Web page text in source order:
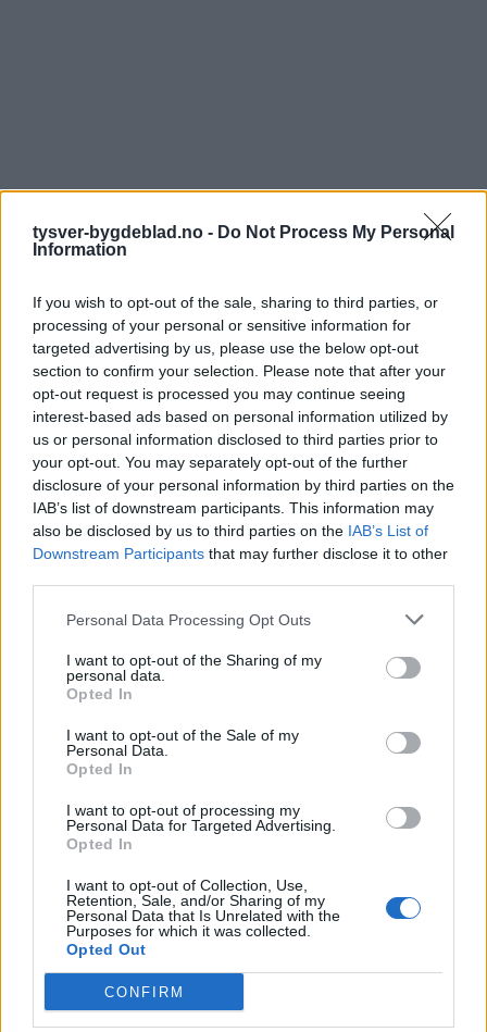
tysver-bygdeblad.no - Do Not Process My Personal
Information
If you wish to opt-out of the sale, sharing to third parties, or
processing of your personal or sensitive information for
targeted advertising by us, please use the below opt-out
section to confirm your selection. Please note that after your
opt-out request is processed you may continue seeing
interest-based ads based on personal information utilized by
us or personal information disclosed to third parties prior to
your opt-out. You may separately opt-out of the further
disclosure of your personal information by third parties on the
IAB’s list of downstream participants. This information may
also be disclosed by us to third parties on the IAB’s List of
Downstream Participants that may further disclose it to other
Personal Data Processing Opt Outs
I want to opt-out of the Sharing of my
personal data.
Opted In
I want to opt-out of the Sale of my
Personal Data.
Opted In
I want to opt-out of processing my
Personal Data for Targeted Advertising.
Opted In
I want to opt-out of Collection, Use,
Retention, Sale, and/or Sharing of my
Personal Data that Is Unrelated with the
Purposes for which it was collected.
Opted Out
CONFIRM